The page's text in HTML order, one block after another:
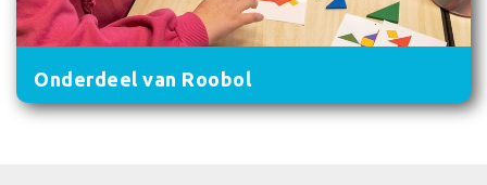
Onderdeel van Roobol